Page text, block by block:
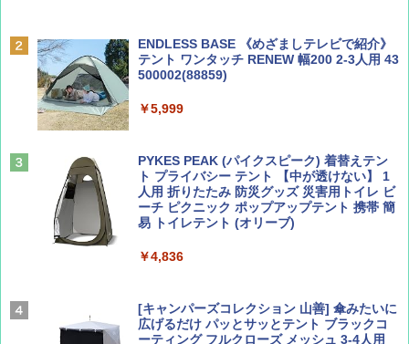
￥1,500
￥713
￥2,079
￥2,479
ァキア 2026～2027 地球の歩き方A ヨーロッ
￥2,277
ENDLESS BASE 《めざましテレビで紹介》
テント ワンタッチ RENEW 幅200 2-3人用 43
500002(88859)
￥5,999
PYKES PEAK (パイクスピーク) 着替えテン
ト プライバシー テント 【中が透けない】 1
人用 折りたたみ 防災グッズ 災害用トイレ ビ
ーチ ピクニック ポップアップテント 携帯 簡
易 トイレテント (オリーブ)
￥4,836
[キャンパーズコレクション 山善] 傘みたいに
広げるだけ パッとサッとテント ブラックコ
ーティング フルクローズ メッシュ 3-4人用